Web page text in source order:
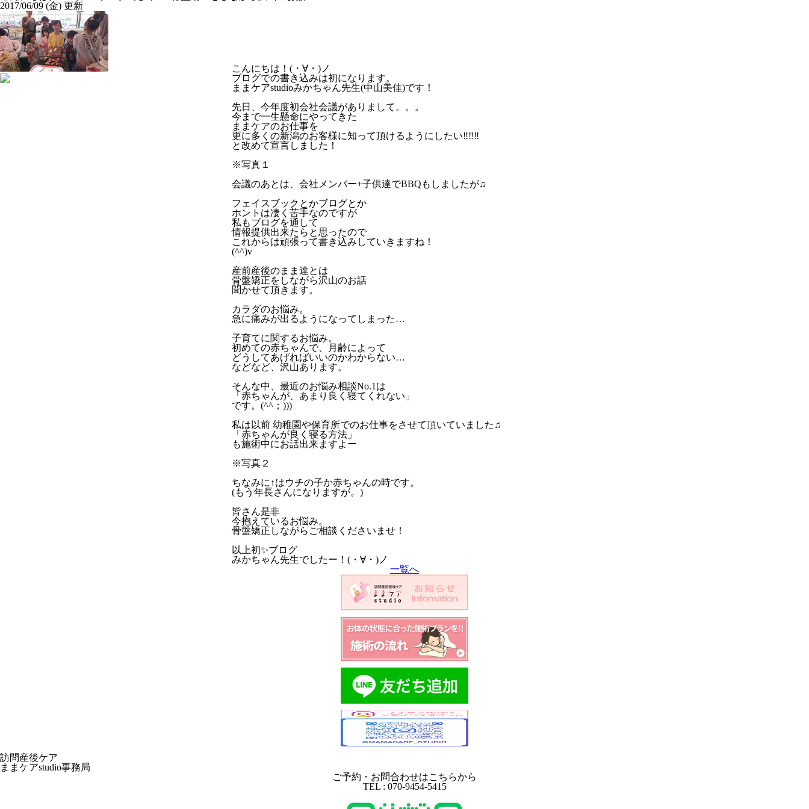
2017/06/09 (金) 更新
こんにちは！(・∀・)ノ
ブログでの書き込みは初になります。
ままケアstudioみかちゃん先生(中山美佳)です！
先日、今年度初会社会議がありまして。。。
今まで一生懸命にやってきた
ままケアのお仕事を
更に多くの新潟のお客様に知って頂けるようにしたい‼‼‼
と改めて宣言しました！
※写真１
会議のあとは、会社メンバー+子供達でBBQもしましたが♫
フェイスブックとかブログとか
ホントは凄く苦手なのですが
私もブログを通して
情報提供出来たらと思ったので
これからは頑張って書き込みしていきますね！
(^^)v
産前産後のまま達とは
骨盤矯正をしながら沢山のお話
聞かせて頂きます。
カラダのお悩み。
急に痛みが出るようになってしまった…
子育てに関するお悩み。
初めての赤ちゃんで、月齢によって
どうしてあげればいいのかわからない…
などなど、沢山あります。
そんな中、最近のお悩み相談No.1は
「赤ちゃんが、あまり良く寝てくれない」
です。(^^；)))
私は以前 幼稚園や保育所でのお仕事をさせて頂いていました♫
「赤ちゃんが良く寝る方法」
も施術中にお話出来ますよー
※写真２
ちなみに↑はウチの子か赤ちゃんの時です。
(もう年長さんになりますが。)
皆さん是非
今抱えているお悩み。
骨盤矯正しながらご相談くださいませ！
以上初✨ブログ
みかちゃん先生でしたー！(・∀・)ノ
一覧へ
訪問産後ケア
ままケアstudio事務局
ご予約・お問合わせはこちらから
TEL : 070-9454-5415